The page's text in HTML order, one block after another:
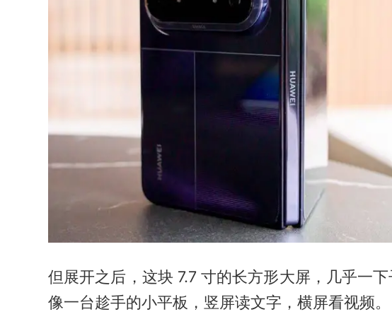
但展开之后，这块 7.7 寸的长方形大屏，几乎一
像一台趁手的小平板，竖屏读文字，横屏看视频。